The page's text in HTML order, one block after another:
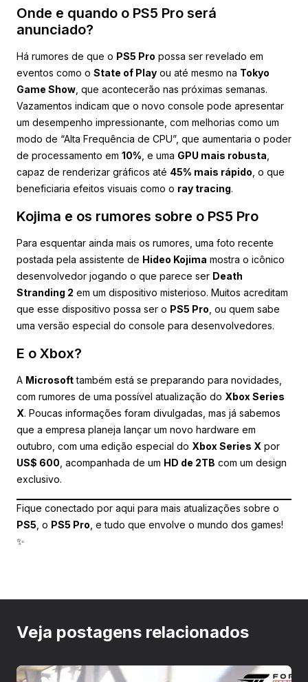
Onde e quando o PS5 Pro será
anunciado?
Há rumores de que o PS5 Pro possa ser revelado em
eventos como o State of Play ou até mesmo na Tokyo
Game Show , que acontecerão nas próximas semanas.
Vazamentos indicam que o novo console pode apresentar
um desempenho impressionante, com melhorias como um
modo de “Alta Frequência de CPU”, que aumentaria o poder
de processamento em 10% , e uma GPU mais robusta
capaz de renderizar gráficos até 45% mais rápido , o que
beneficiaria efeitos visuais como o ray tracing.
Kojima e os rumores sobre o PS5 Pro
Para esquentar ainda mais os rumores, uma foto recente
postada pela assistente de Hideo Kojima mostra o icônico
desenvolvedor jogando o que parece ser Death
Stranding 2 em um dispositivo misterioso. Muitos acreditam
que esse dispositivo possa ser o PS5 Pro , ou quem sabe
uma versão especial do console para desenvolvedores.
E o Xbox?
A Microsofttambém está se preparando para novidades,
com rumores de uma possível atualização do Xbox Series
X. Poucas informações foram divulgadas, mas já sabemos
que a empresa planeja lançar um novo hardware em
outubro, com uma edição especial do Xbox Series X por
US$ 600 , acompanhada de um HD de 2TB com um design
exclusivo.
Fique conectado por aqui para mais atualizações sobre o
PS5 , o PS5 Pro , e tudo que envolve o mundo dos games!
✨
Veja postagens relacionados